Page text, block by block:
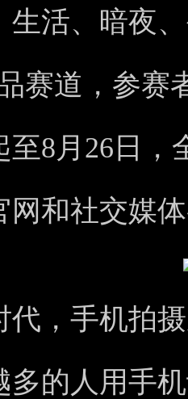
生活、暗夜
赛道，参赛
至8月26日
网和社交媒
代，手机拍
多的人用手